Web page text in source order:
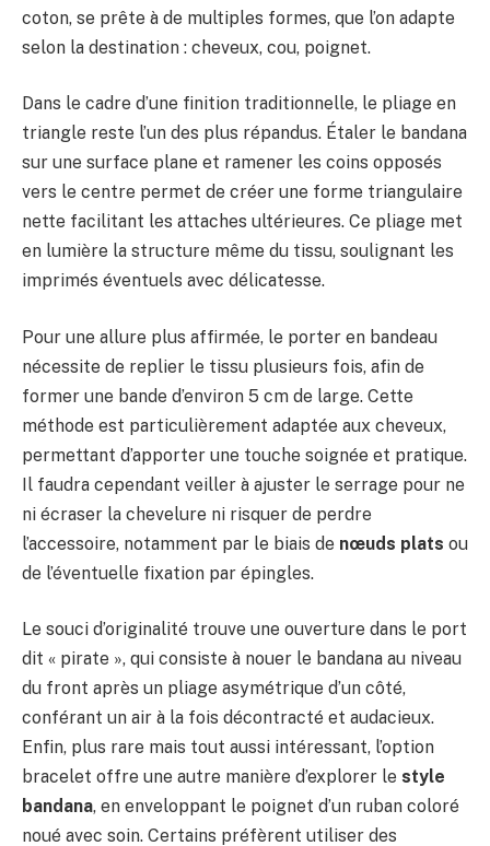
coton, se prête à de multiples formes, que l’on adapte
selon la destination : cheveux, cou, poignet.
Dans le cadre d’une finition traditionnelle, le pliage en
triangle reste l’un des plus répandus. Étaler le bandana
sur une surface plane et ramener les coins opposés
vers le centre permet de créer une forme triangulaire
nette facilitant les attaches ultérieures. Ce pliage met
en lumière la structure même du tissu, soulignant les
imprimés éventuels avec délicatesse.
Pour une allure plus affirmée, le porter en bandeau
nécessite de replier le tissu plusieurs fois, afin de
former une bande d’environ 5 cm de large. Cette
méthode est particulièrement adaptée aux cheveux,
permettant d’apporter une touche soignée et pratique.
Il faudra cependant veiller à ajuster le serrage pour ne
ni écraser la chevelure ni risquer de perdre
l’accessoire, notamment par le biais de nœuds plats ou
de l’éventuelle fixation par épingles.
Le souci d’originalité trouve une ouverture dans le port
dit « pirate », qui consiste à nouer le bandana au niveau
du front après un pliage asymétrique d’un côté,
conférant un air à la fois décontracté et audacieux.
Enfin, plus rare mais tout aussi intéressant, l’option
bracelet offre une autre manière d’explorer le style
bandana, en enveloppant le poignet d’un ruban coloré
noué avec soin. Certains préfèrent utiliser des